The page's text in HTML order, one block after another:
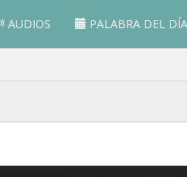
AUDIOS PALABRA DEL DÍA